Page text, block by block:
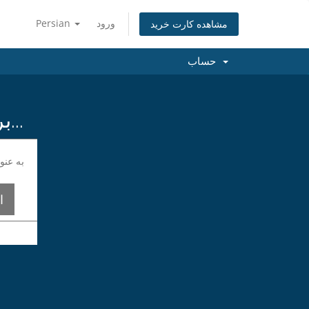
Persian ورود مشاهده کارت خرید
برای یافتن بهترین نام همینک جستجو کنید...